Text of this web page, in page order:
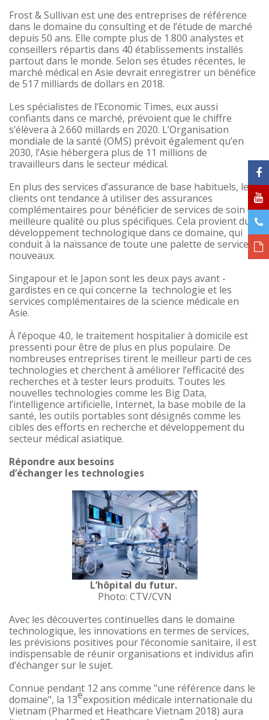
Frost & Sullivan est une des entreprises de référence
dans le domaine du consulting et de l’étude de marché
depuis 50 ans. Elle compte plus de 1.800 analystes et
conseillers répartis dans 40 établissements installés
partout dans le monde. Selon ses études récentes, le
marché médical en Asie devrait enregistrer un bénéfice
de 517 milliards de dollars en 2018.
Les spécialistes de l’Economic Times, eux aussi
confiants dans ce marché, prévoient que le chiffre
s’élèvera à 2.660 millards en 2020. L’Organisation
mondiale de la santé (OMS) prévoit également qu’en
2030, l’Asie hébergera plus de 11 millions de
travailleurs dans le secteur médical.
En plus des services d’assurance de base habituels, les
clients ont tendance à utiliser des assurances
complémentaires pour bénéficier de services de soin de
meilleure qualité ou plus spécifiques. Cela provient du
développement technologique dans ce domaine, qui
conduit à la naissance de toute une palette de services
nouveaux.
Singapour et le Japon sont les deux pays avant -
gardistes en ce qui concerne la technologie et les
services complémentaires de la science médicale en
Asie.
À l’époque 4.0, le traitement hospitalier à domicile est
pressenti pour être de plus en plus populaire. De
nombreuses entreprises tirent le meilleur parti de ces
technologies et cherchent à améliorer l’efficacité des
recherches et à tester leurs produits. Toutes les
nouvelles technologies comme les Big Data,
l’intelligence artificielle, Internet, la base mobile de la
santé, les outils portables sont désignés comme les
cibles des efforts en recherche et développement du
secteur médical asiatique.
Répondre aux besoins
d’échanger les technologies
L’hôpital du futur.
Photo: CTV/CVN
Avec les découvertes continuelles dans le domaine
technologique, les innovations en termes de services,
les prévisions positives pour l’économie sanitaire, il est
indispensable de réunir organisations et individus afin
d’échanger sur le sujet.
Connue pendant 12 ans comme "une référence dans le
domaine", la 13eexposition médicale internationale du
Vietnam (Pharmed et Heathcare Vietnam 2018) aura